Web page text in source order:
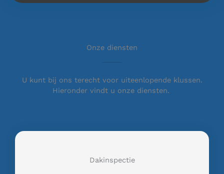
Onze diensten
U kunt bij ons terecht voor uiteenlopende klussen.
Hieronder vindt u onze diensten.
Dakinspectie